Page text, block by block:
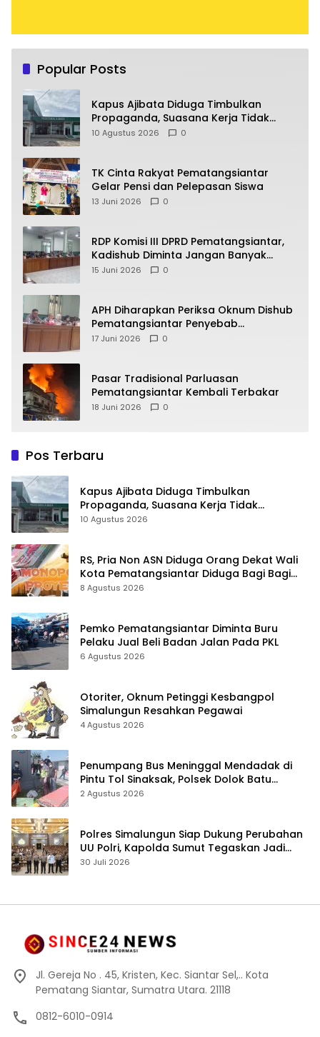
Popular Posts
Kapus Ajibata Diduga Timbulkan
Propaganda, Suasana Kerja Tidak
Harmonis
10 Agustus 2026 0
TK Cinta Rakyat Pematangsiantar
Gelar Pensi dan Pelepasan Siswa
13 Juni 2026 0
RDP Komisi III DPRD Pematangsiantar,
Kadishub Diminta Jangan Banyak
Alasan
15 Juni 2026 0
APH Diharapkan Periksa Oknum Dishub
Pematangsiantar Penyebab
Kebocoran PAD Retribusi Parkir
17 Juni 2026 0
Pasar Tradisional Parluasan
Pematangsiantar Kembali Terbakar
18 Juni 2026 0
Pos Terbaru
Kapus Ajibata Diduga Timbulkan
Propaganda, Suasana Kerja Tidak
Harmonis
10 Agustus 2026
RS, Pria Non ASN Diduga Orang Dekat Wali
Kota Pematangsiantar Diduga Bagi Bagi
Proyek ke Kontraktor
8 Agustus 2026
Pemko Pematangsiantar Diminta Buru
Pelaku Jual Beli Badan Jalan Pada PKL
6 Agustus 2026
Otoriter, Oknum Petinggi Kesbangpol
Simalungun Resahkan Pegawai
4 Agustus 2026
Penumpang Bus Meninggal Mendadak di
Pintu Tol Sinaksak, Polsek Dolok Batu
Nanggar Gerak Cepat Olah TKP
2 Agustus 2026
Polres Simalungun Siap Dukung Perubahan
UU Polri, Kapolda Sumut Tegaskan Jadi
Fondasi Penguatan Profesionalisme dan
30 Juli 2026
Jl. Gereja No . 45, Kristen, Kec. Siantar Sel,.. Kota
Pematang Siantar, Sumatra Utara. 21118
0812-6010-0914